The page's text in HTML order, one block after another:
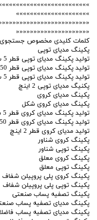
»»»»»»»»»»»»»»»»»»»»»
«««««««««««««««««««««
کلمات کلیدی مخصوص جستجوی
پکینگ مدیای توپی
تولید پکینگ مدیای توپی قطر 5 سانتیمتر پلی پروپیلن شفاف
تولید پکینگ مدیای توپی قطر 50 میلیمتر
تولید پکینگ مدیای توپی قطر 5 سانتیمتر
پکنیگ مدیای توپی 2 اینچ
پکینگ مدیای کروی
پکینگ مدیای کروی شکل
تولید پکینگ مدیای کروی قطر 5 سانت
تولید پکینگ مدیای کروی قطر 50 میلیمتر
تولید مدیای کروی قطر 2 اینچ
پکینگ کروی شناور
پکینگ توپی شناور
پکینگ کروی معلق
پکینگ توپی معلق
پکینگ کروی پلی پروپیلن شفاف
پکینگ توپی پلی پروپیلن شفاف
پکینگ تصفیه پساب صنعتی
پکینگ مدیای تصفیه پساب
پکینگ مدیای تصفیه پساب